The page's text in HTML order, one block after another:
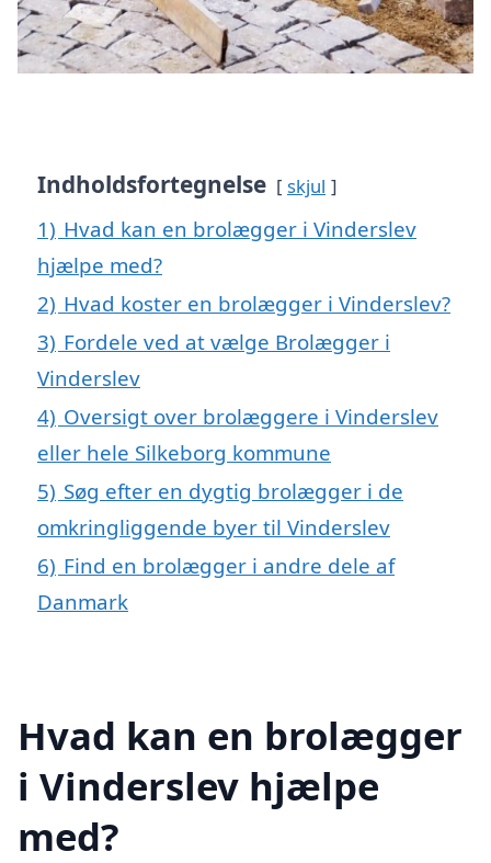
Indholdsfortegnelse skjul
1) Hvad kan en brolægger i Vinderslev
hjælpe med?
2) Hvad koster en brolægger i Vinderslev?
3) Fordele ved at vælge Brolægger i
Vinderslev
4) Oversigt over brolæggere i Vinderslev
eller hele Silkeborg kommune
5) Søg efter en dygtig brolægger i de
omkringliggende byer til Vinderslev
6) Find en brolægger i andre dele af
Danmark
Hvad kan en brolægger
i Vinderslev hjælpe
med?